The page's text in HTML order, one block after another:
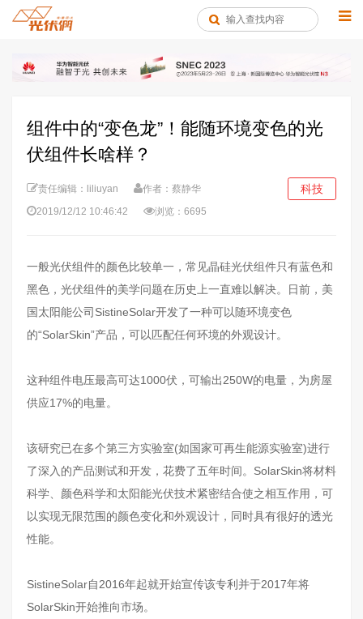
组件中的“变色龙”！能随环境变色的光
伏组件长啥样？
责任编辑：liliuyan
作者：蔡静华
2019/12/12 10:46:42
浏览：6695
科技
一般光伏组件的颜色比较单一，常见晶硅光伏组件只有蓝色和
黑色，光伏组件的美学问题在历史上一直难以解决。日前，美
国太阳能公司SistineSolar开发了一种可以随环境变色
的“SolarSkin”产品，可以匹配任何环境的外观设计。
这种组件电压最高可达1000伏，可输出250W的电量，为房屋
供应17%的电量。
该研究已在多个第三方实验室(如国家可再生能源实验室)进行
了深入的产品测试和开发，花费了五年时间。SolarSkin将材料
科学、颜色科学和太阳能光伏技术紧密结合使之相互作用，可
以实现无限范围的颜色变化和外观设计，同时具有很好的透光
性能。
SistineSolar自2016年起就开始宣传该专利并于2017年将
SolarSkin开始推向市场。